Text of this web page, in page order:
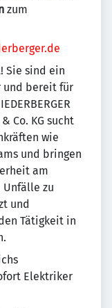
zum
Sie sind ein
und bereit für
Co. KG sucht
wie
und bringen
am
zu
und
Tätigkeit in
Elektriker